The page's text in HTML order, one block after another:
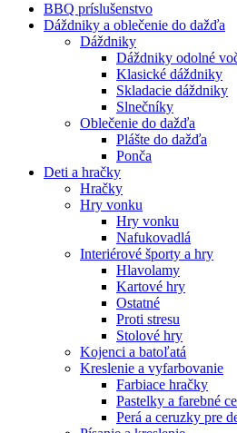
BBQ príslušenstvo
Dáždniky a oblečenie do dažďa
Dáždniky
Dáždniky odolné
Klasické dáždniky
Skladacie dáždniky
Slnečníky
Oblečenie do dažďa
Plášte do dažďa
Ponča
Deti a hračky
Hračky
Hry vonku
Hry vonku
Nafukovadlá
Interiérové športy a hry
Hlavolamy
Kartové hry
Ostatné
Proti stresu
Stolové hry
Kojenci a batoľatá
Kreslenie a vyfarbovanie
Farbiace hračky
Pastelky a farebné
Perá a ceruzky pre